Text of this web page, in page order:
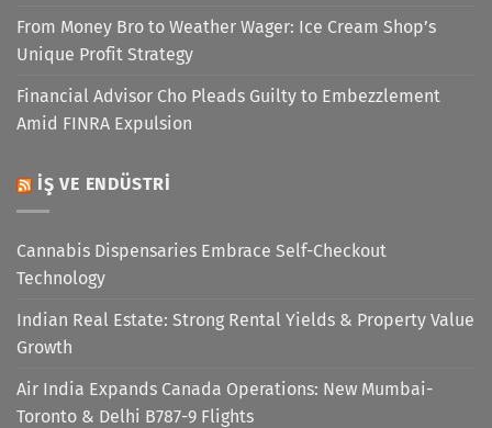
From Money Bro to Weather Wager: Ice Cream Shop’s
Unique Profit Strategy
Financial Advisor Cho Pleads Guilty to Embezzlement
Amid FINRA Expulsion
İŞ VE ENDÜSTRI
Cannabis Dispensaries Embrace Self-Checkout
Technology
Indian Real Estate: Strong Rental Yields & Property Value
Growth
Air India Expands Canada Operations: New Mumbai-
Toronto & Delhi B787-9 Flights